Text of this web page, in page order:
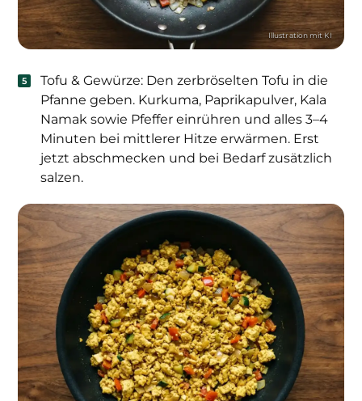
Tofu & Gewürze: Den zerbröselten Tofu in die
Pfanne geben. Kurkuma, Paprikapulver, Kala
Namak sowie Pfeffer einrühren und alles 3–4
Minuten bei mittlerer Hitze erwärmen. Erst
jetzt abschmecken und bei Bedarf zusätzlich
salzen.